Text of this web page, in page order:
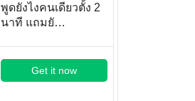
พูดยังไงคนเดียวตั้ง 2
นาที แถมยั…
Get it now